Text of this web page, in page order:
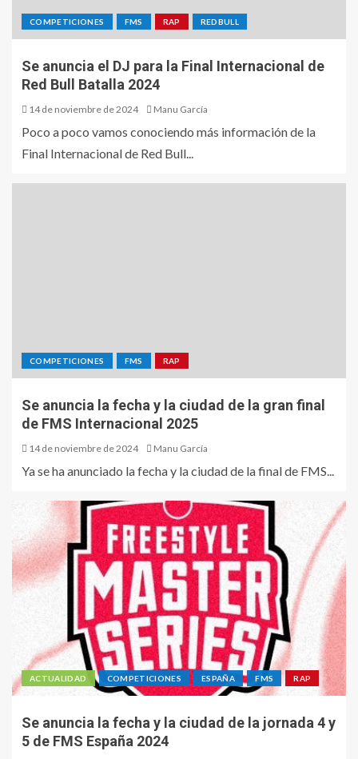
COMPETICIONES FMS RAP REDBULL
Se anuncia el DJ para la Final Internacional de
Red Bull Batalla 2024
14 de noviembre de 2024 Manu García
Poco a poco vamos conociendo más información de la
Final Internacional de Red Bull...
COMPETICIONES FMS RAP
Se anuncia la fecha y la ciudad de la gran final
de FMS Internacional 2025
14 de noviembre de 2024 Manu García
Ya se ha anunciado la fecha y la ciudad de la final de FMS...
ACTUALIDAD COMPETICIONES ESPAÑA FMS RAP
Se anuncia la fecha y la ciudad de la jornada 4 y
5 de FMS España 2024